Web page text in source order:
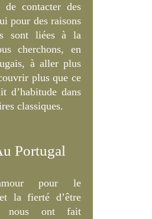
de contacter des
pour des raisons
sont liées à la
cherchons, en
à aller plus
plus que ce
d’habitude dans
classiques.
Portugal
pour le
la fierté d’être
nous ont fait